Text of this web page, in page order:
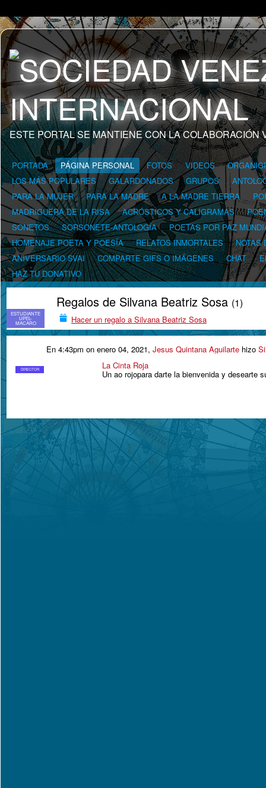
ESTE PORTAL SE MANTIENE CON LA COLABORACIÓN
PORTADA PÁGINA PERSONAL FOTOS VIDEOS
LOS MÁS POPULARES
GALARDONADOS GRUPOS
PARA LA MUJER
PARA LA MADRE A LA MADRE TIERRA
MADRIGUERA DE LA RISA
ACRÓSTICOS Y CALIGRAMAS
SONETOS
SORSONETE-ANTOLOGÍA
POETAS POR PAZ
HOMENAJE POETA Y POESÍA
RELATOS INMORTALES
NOTAS
ANIVERSARIO SVAI
COMPARTE GIFS O IMÁGENES CHAT
HAZ TU DONATIVO
ESTUDIANTE
UPEL-
MACARO
Regalos de Silvana Beatriz Sosa (1)
Hacer un regalo a Silvana Beatriz Sosa
DIRECTOR
En 4:43pm on enero 04, 2021, Jesus Quintana Aguilarte hizo
La Cinta Roja
Un ao rojopara darte la bienvenida y desearte